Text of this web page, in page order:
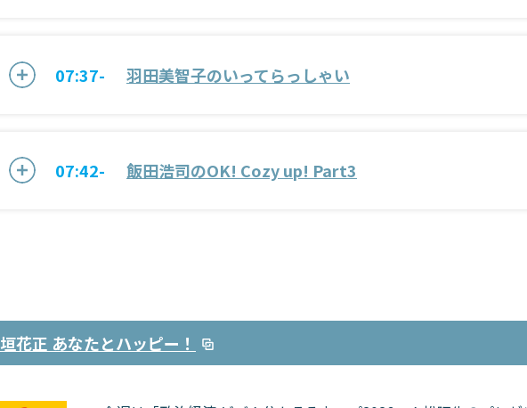
07:37- 羽田美智子のいってらっしゃい
07:42- 飯田浩司のOK! Cozy up! Part3
垣花正 あなたとハッピー！